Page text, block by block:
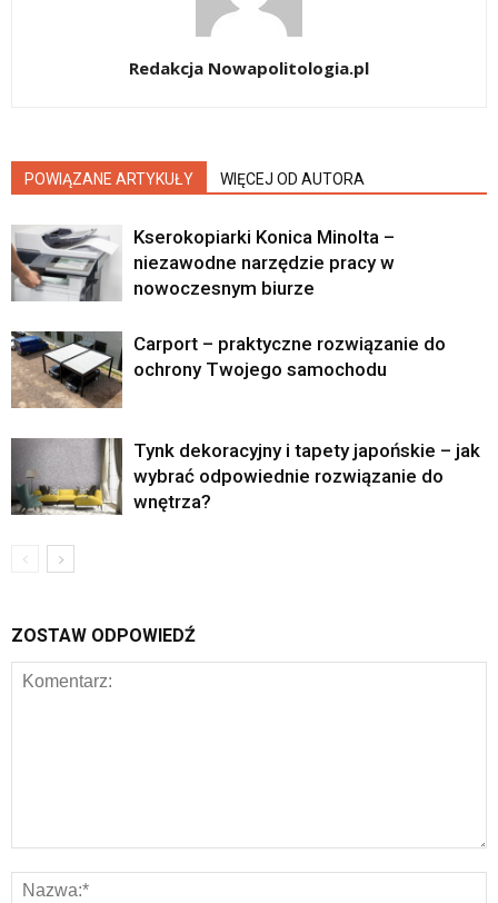
Redakcja Nowapolitologia.pl
POWIĄZANE ARTYKUŁY WIĘCEJ OD AUTORA
Kserokopiarki Konica Minolta –
niezawodne narzędzie pracy w
nowoczesnym biurze
Carport – praktyczne rozwiązanie do
ochrony Twojego samochodu
Tynk dekoracyjny i tapety japońskie – jak
wybrać odpowiednie rozwiązanie do
wnętrza?
ZOSTAW ODPOWIEDŹ